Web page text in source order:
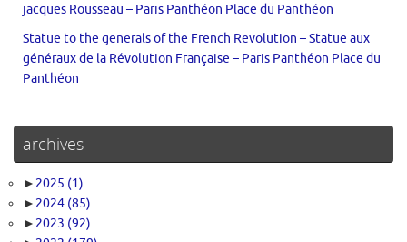
jacques Rousseau – Paris Panthéon Place du Panthéon
Statue to the generals of the French Revolution – Statue aux
généraux de la Révolution Française – Paris Panthéon Place du
Panthéon
archives
► 2025 (1)
► 2024 (85)
► 2023 (92)